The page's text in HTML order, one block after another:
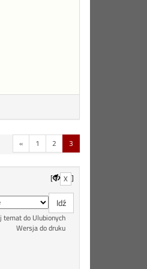
« 1 2 3
[ X ]
temat do Ulubionych
Wersja do druku